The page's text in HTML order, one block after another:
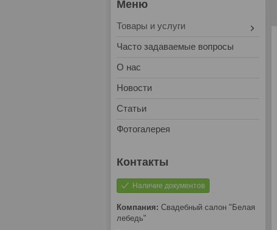
Товары и услуги
Часто задаваемые вопросы
О нас
Новости
Статьи
Фотогалерея
Наличие документов
Свадебный салон "Белая
лебедь"